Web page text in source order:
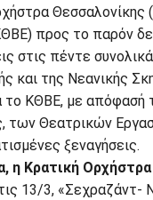
προς το παρόν
στις πέντε
και της Νεανικής
ΚΘΒΕ, με απόφασή
των Θεατρικών
ξεναγήσεις.
η Κρατική
13/3, «Σεχραζάντ-